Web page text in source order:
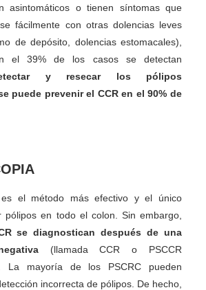
asintomáticos o tienen síntomas que
fácilmente con otras dolencias leves
de depósito, dolencias estomacales),
el 39% de los casos se detectan
y resecar los pólipos
puede prevenir el CCR en el 90% de
es el método más efectivo y el único
pólipos en todo el colon. Sin embargo,
se diagnostican después de una
(llamada CCR o PSCCR
La mayoría de los PSCRC pueden
incorrecta de pólipos. De hecho,